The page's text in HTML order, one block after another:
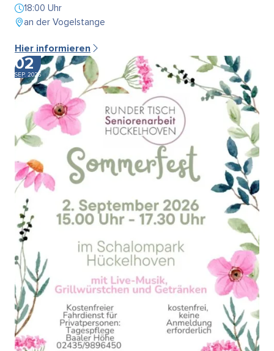
18:00 Uhr
an der Vogelstange
Hier informieren
02
SEP. 2026